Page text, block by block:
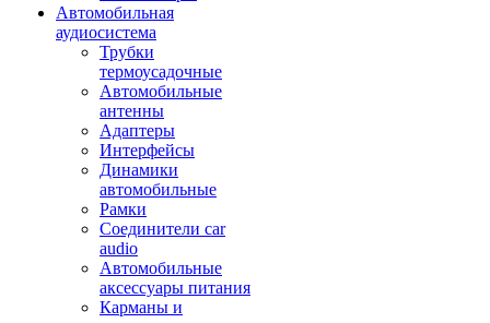
Автомобильная
аудиосистема
Трубки
термоусадочные
Автомобильные
антенны
Адаптеры
Интерфейсы
Динамики
автомобильные
Рамки
Соединители car
audio
Автомобильные
аксессуары питания
Карманы и